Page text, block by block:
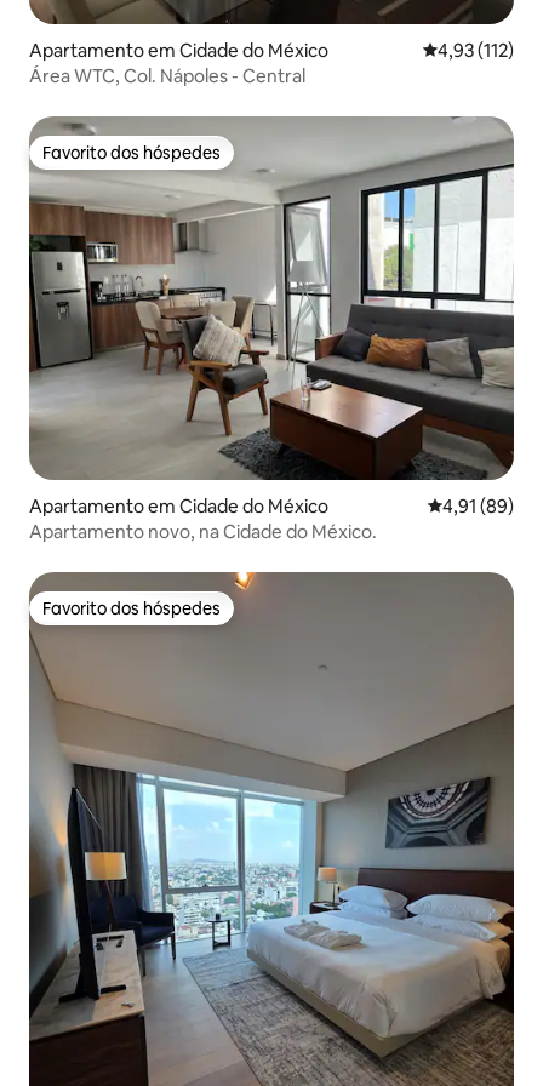
Apartamento em Cidade do México Classificação
4,93 (112)
Área WTC, Col. Nápoles - Central
Favorito dos hóspedes
Favorito dos hóspedes
Apartamento em Cidade do México Classificação
4,91 (89)
Apartamento novo, na Cidade do México.
Favorito dos hóspedes
Favorito dos hóspedes